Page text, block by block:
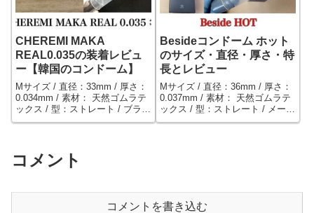
CHEREMI MAKA
REAL0.035の装着レビュ
ー【韓国のコンドーム】
Mサイズ / 直径：33mm / 厚さ：
0.034mm / 素材： 天然ゴムラテ
ックス / 型：ストレート / ブラン
ド：CHEREMI MAKA （韓国） /
ー栽培の天然ラテックスゴムを
使用しており、クルエルティー
Besideコンドーム ホット
のサイズ・直径・厚さ・特
長とレビュー
Mサイズ / 直径：36mm / 厚さ：
0.037mm / 素材： 天然ゴムラテ
ックス / 型：ストレート / メーカ
ー：不二ラテックス / ジワっと
コメント
コメントを書き込む